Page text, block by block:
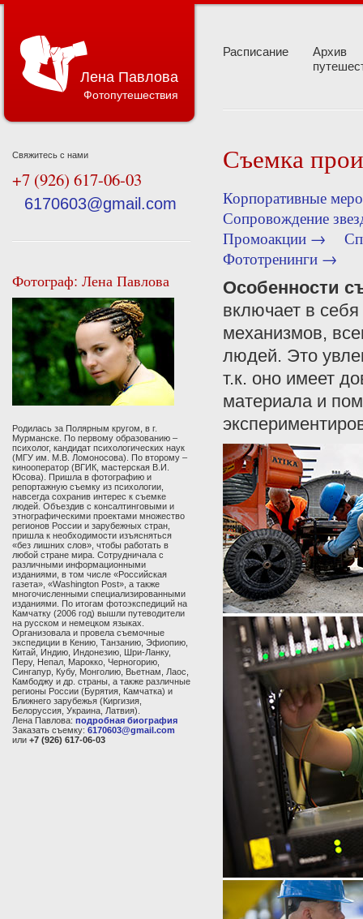
Лена Павлова
Фотопутешествия
Расписание
Архив
Свяжитесь с нами
+7 (926) 617-06-03
6170603@gmail.com
Фотограф: Лена Павлова
Родилась за Полярным кругом, в г.
Мурманске. По первому образованию –
психолог, кандидат психологических наук
(МГУ им. М.В. Ломоносова). По второму –
кинооператор (ВГИК, мастерская В.И.
Юсова). Пришла в фотографию и
репортажную съемку из психологии,
навсегда сохранив интерес к съемке
людей. Объездив с консалтинговыми и
этнографическими проектами множество
регионов России и зарубежных стран,
пришла к необходимости изъясняться
«без лишних слов», чтобы работать в
любой стране мира. Сотрудничала с
различными информационными
изданиями, в том числе «Российская
газета», «Washington Post», а также
многочисленными специализированными
изданиями. По итогам фотоэкспедиций на
Камчатку (2006 год) вышли путеводители
на русском и немецком языках.
Организовала и провела съемочные
экспедиции в Кению, Танзанию, Эфиопию,
Китай, Индию, Индонезию, Шри-Ланку,
Перу, Непал, Марокко, Черногорию,
Сингапур, Кубу, Монголию, Вьетнам, Лаос,
Камбоджу и др. страны, а также различные
регионы России (Бурятия, Камчатка) и
Ближнего зарубежья (Киргизия,
Белоруссия, Украина, Латвия).
Лена Павлова: подробная биография
Заказать съемку: 6170603@gmail.com
или +7 (926) 617-06-03
Съемка
Корпоративные
Сопровождение
Промоакции →
Фототренинги →
Особенности
включает в
механизмов,
людей. Это
т.к. оно имеет
материала и